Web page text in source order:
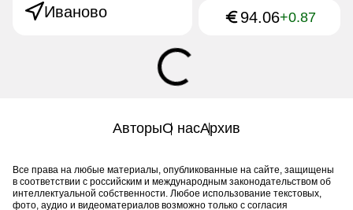
Иваново 94.06+0.87
АвторыО насАрхив
Все права на любые материалы, опубликованные на сайте, защищены
в соответствии с российским и международным законодательством об
интеллектуальной собственности. Любое использование текстовых,
фото, аудио и видеоматериалов возможно только с согласия